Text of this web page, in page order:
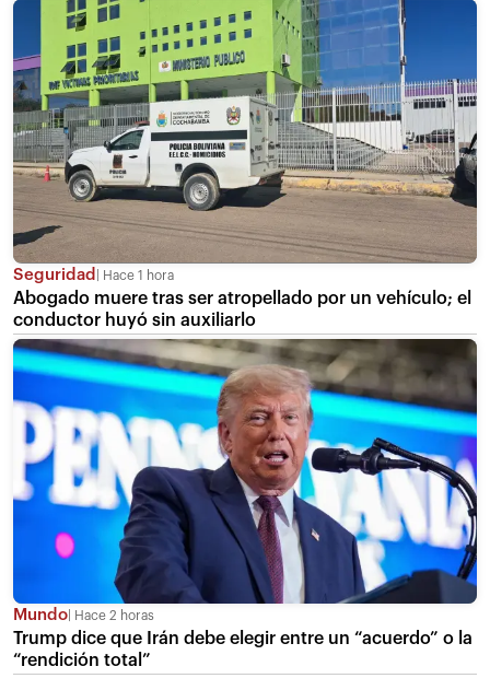
Seguridad Hace 1 hora
Abogado muere tras ser atropellado por un vehículo; el
conductor huyó sin auxiliarlo
Mundo Hace 2 horas
Trump dice que Irán debe elegir entre un “acuerdo” o la
“rendición total”